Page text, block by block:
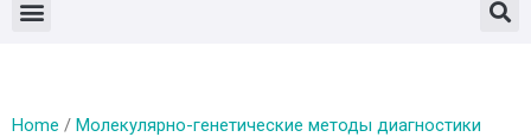
Home / Молекулярно-генетические методы диагностики